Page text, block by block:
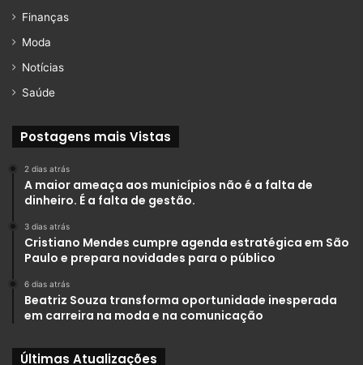
Finanças
Moda
Notícias
Saúde
Postagens mais Vistas
2 dias atrás
A maior ameaça aos municípios não é a falta de
dinheiro. É a falta de gestão.
3 dias atrás
Cristiano Mendes cumpre agenda estratégica em São
Paulo e prepara novidades para o público
6 dias atrás
Beatriz Souza transforma oportunidade inesperada
em carreira na moda e na comunicação
Últimas Atualizações